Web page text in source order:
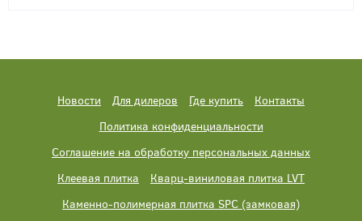
Новости Для дилеров Где купить
Контакты
Политика конфиденциальности
Соглашение на обработку персональных данных
Клеевая плитка
Кварц-виниловая плитка LVT
Каменно-полимерная плитка SPC (замковая)